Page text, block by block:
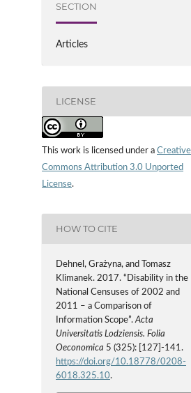
SECTION
Articles
LICENSE
This work is licensed under a Creative
Commons Attribution 3.0 Unported
License.
HOW TO CITE
Dehnel, Grażyna, and Tomasz
Klimanek. 2017. “Disability in the
National Censuses of 2002 and
2011 – a Comparison of
Information Scope”.Acta
Universitatis Lodziensis. Folia
Oeconomica 5 (325): [127]-141.
https://doi.org/10.18778/0208-
6018.325.10.